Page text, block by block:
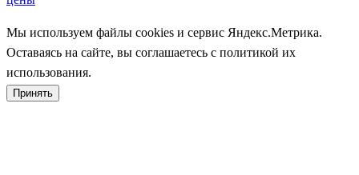
Мы используем файлы cookies и сервис Яндекс.Метрика.
Оставаясь на сайте, вы соглашаетесь с политикой их
использования.
Принять